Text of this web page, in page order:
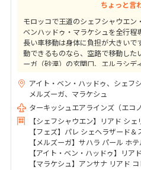
ちょっと言
モロッコで王道のシェフシャウエン
ベンハッドゥ・マラケシュを全行程
長い車移動は身体に負担が大きいで
動できるものなら、空路で移動した
ーガ（砂漠）の玄関口、エルラシデ
アイト・ベン・ハッドゥ、シェフ
メルズーガ、マラケシュ
ターキッシュエアラインズ（エコノ
【シェフシャウエン】リアド シェ
【フェズ】パレ シェヘラザード＆
【メルズーガ】サハラ パール ホテ
【アイト・ベン・ハッドゥ】リア
【マラケシュ】アンサナ リアド